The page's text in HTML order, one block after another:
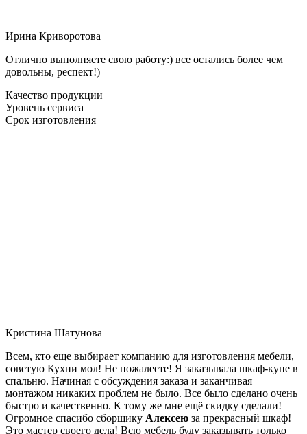
Ирина Криворотова
Отлично выполняете свою работу:) все остались более чем
довольны, респект!)
Качество продукции
Уровень сервиса
Срок изготовления
Кристина Шатунова
Всем, кто еще выбирает компанию для изготовления мебели,
советую Кухни мол! Не пожалеете! Я заказывала шкаф-купе в
спальню. Начиная с обсуждения заказа и заканчивая
монтажом никаких проблем не было. Все было сделано очень
быстро и качественно. К тому же мне ещё скидку сделали!
Огромное спасибо сборщику Алексею за прекрасный шкаф!
Это мастер своего дела! Всю мебель буду заказывать только